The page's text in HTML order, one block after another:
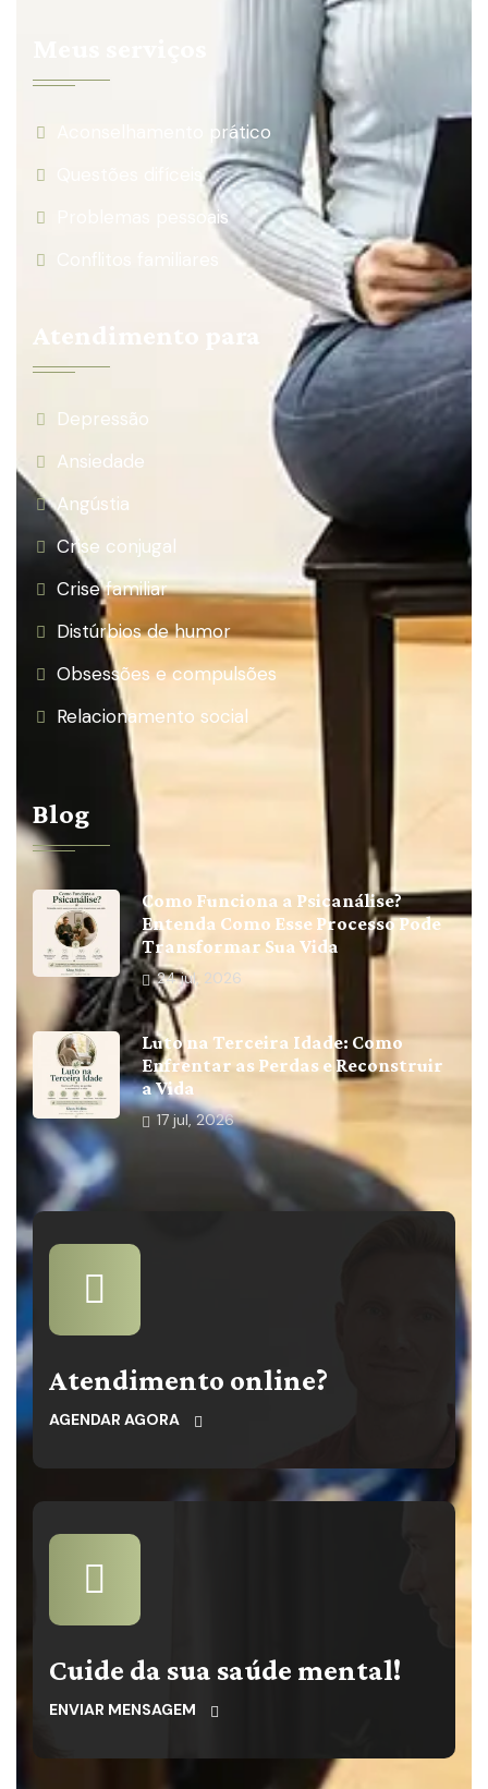
Aconselhamento prático
Problemas pessoais
Conflitos familiares
Atendimento para
Depressão
Ansiedade
Angústia
Crise conjugal
Crise familiar
Distúrbios de humor
Obsessões e compulsões
Relacionamento social
Blog
Como Funciona a Psicanálise?
Entenda Como Esse Processo Pode
Transformar Sua Vida
24 jul, 2026
Luto na Terceira Idade: Como
Enfrentar as Perdas e Reconstruir
a Vida
17 jul, 2026
Atendimento online?
AGENDAR AGORA
Cuide da sua saúde mental!
ENVIAR MENSAGEM